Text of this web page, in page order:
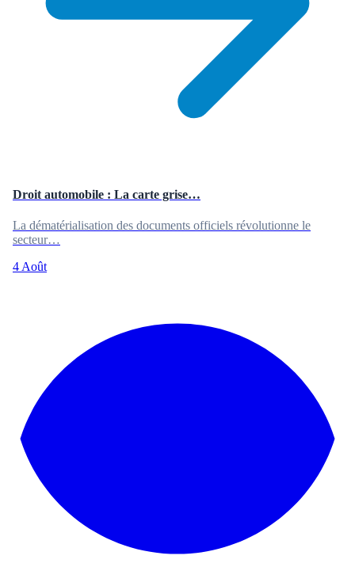
Droit automobile : La carte grise…
La dématérialisation des documents officiels révolutionne le
secteur…
4 Août